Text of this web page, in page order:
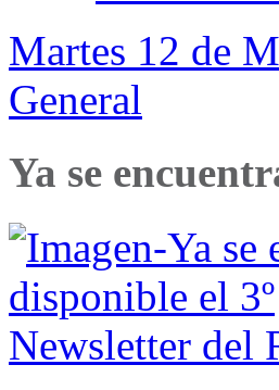
Martes 12 de
General
Ya se